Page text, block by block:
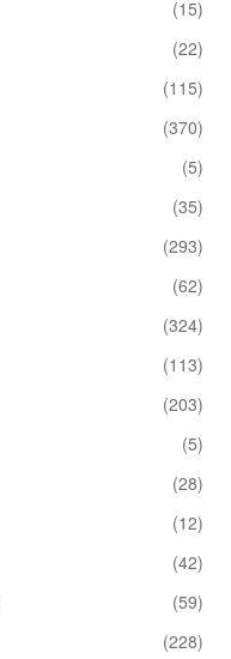
(15)
(22)
(115)
(370)
(5)
(35)
(293)
(62)
(324)
(113)
(203)
(5)
(28)
(12)
(42)
(59)
(228)